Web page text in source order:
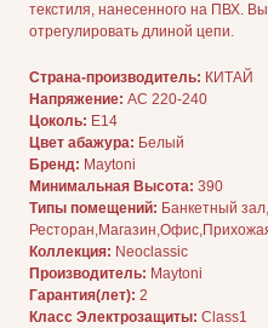
текстиля, нанесенного на ПВХ.
отрегулировать длиной цепи.
Страна-производитель: КИТАЙ
Напряжение: AC 220-240
Цоколь: E14
Цвет абажура: Белый
Бренд: Maytoni
Минимальная Высота: 390
Типы помещений: Банкетный
Коллекция: Neoclassic
Производитель: Maytoni
Гарантия(лет): 2
Класс Электрозащиты: Class1